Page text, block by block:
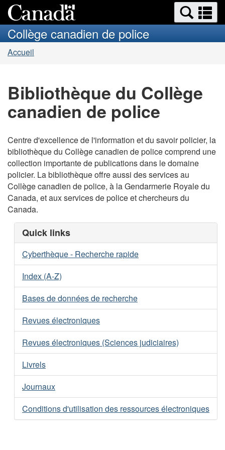
au
contenu
à
la
Search
and
menus
et
Collège canadien de police
Vous
Accueil
Bibliothèque du Collège
canadien de police
Centre d'excellence de l'information et du savoir policier, la
bibliothèque du Collège canadien de police comprend une
collection importante de publications dans le domaine
policier. La bibliothèque offre aussi des services au
Collège canadien de police, à la Gendarmerie Royale du
Canada, et aux services de police et chercheurs du
Canada.
Quick links
Cyberthèque - Recherche rapide
Index (A-Z)
Bases de données de recherche
Revues électroniques
Revues électroniques (Sciences judiciaires)
Livrels
Journaux
Conditions d'utilisation des ressources électroniques